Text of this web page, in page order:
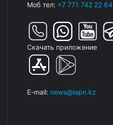
Моб тел: +7 771 742 22 64
Скачать приложение
E-mail: news@iapn.kz